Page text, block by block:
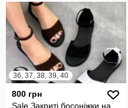
36, 37, 38, 39, 40
800 грн
Sale Закриті босоніжки на